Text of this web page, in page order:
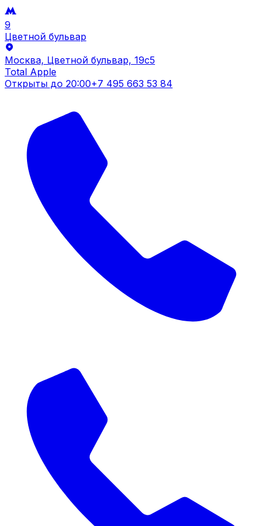
9
Цветной бульвар
Москва, Цветной бульвар, 19c5
Total Apple
Открыты до 20:00+7 495 663 53 84